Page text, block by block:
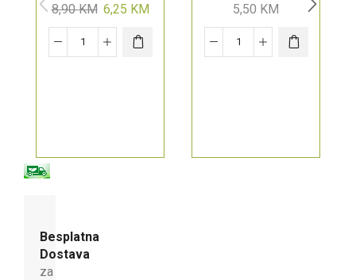
8,90KM 6,25 KM 5,50 KM
Besplatna
Dostava
za